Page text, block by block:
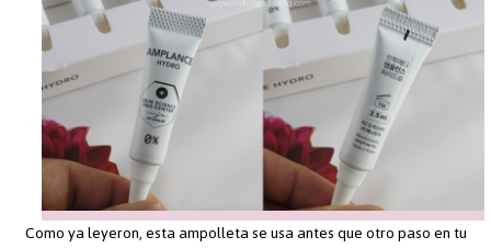
Como ya leyeron, esta ampolleta se usa antes que otro paso en tu